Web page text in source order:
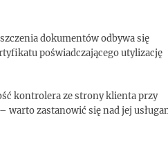
dokumentów odbywa się
poświadczającego utylizację
kontrolera ze strony klienta przy
warto zastanowić się nad jej